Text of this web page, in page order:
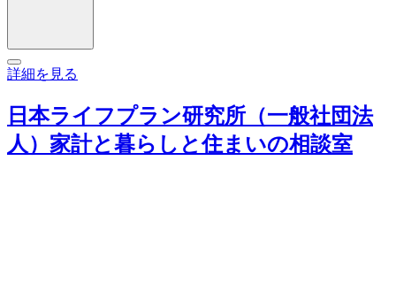
詳細を見る
日本ライフプラン研究所（一般社団法
人）家計と暮らしと住まいの相談室